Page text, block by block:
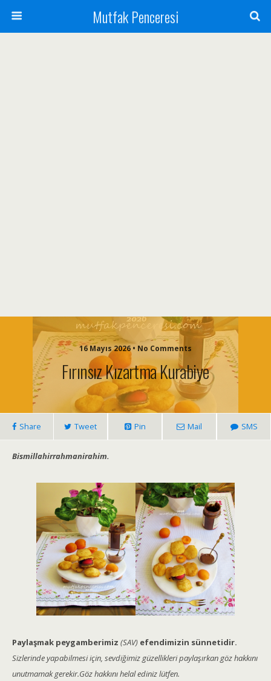
Mutfak Penceresi
16 Mayıs 2026 • No Comments
Fırınsız Kızartma Kurabiye
Share Tweet Pin Mail SMS
Bismillahirrahmanirahim.
Paylaşmak peygamberimiz (SAV) efendimizin sünnetidir.
Sizlerinde yapabilmesi için, sevdiğimiz güzellikleri paylaşırkan göz hakkını
unutmamak gerekir.Göz hakkını helal ediniz lütfen.